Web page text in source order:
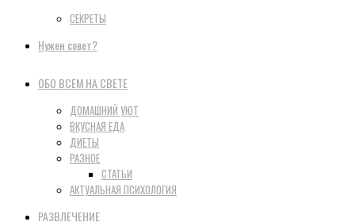
СЕКРЕТЫ
Нужен совет?
ОБО ВСЕМ НА СВЕТЕ
ДОМАШНИЙ УЮТ
ВКУСНАЯ ЕДА
ДИЕТЫ
РАЗНОЕ
СТАТЬИ
АКТУАЛЬНАЯ ПСИХОЛОГИЯ
РАЗВЛЕЧЕНИЕ